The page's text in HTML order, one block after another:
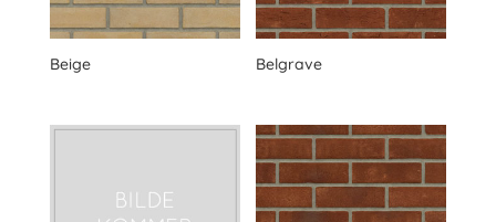
Beige Belgrave